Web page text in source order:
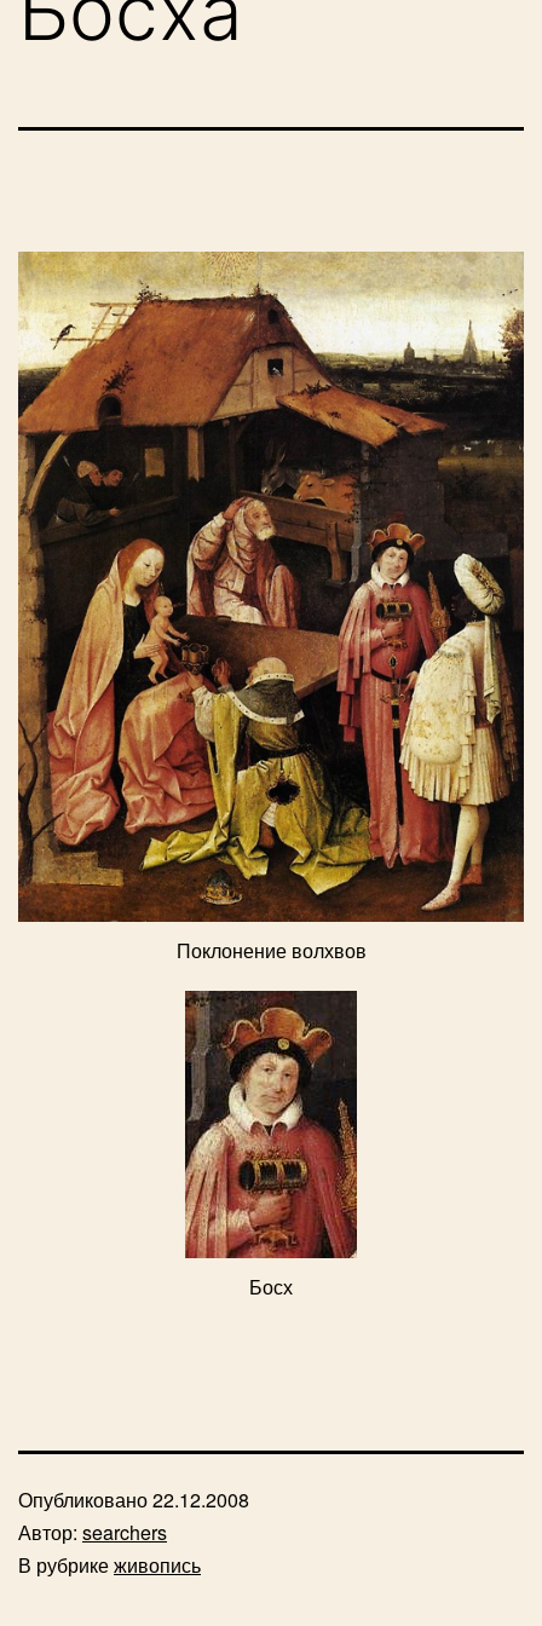
Поклонение волхвов
Босх
Опубликовано22.12.2008
Автор: searchers
В рубрикеживопись